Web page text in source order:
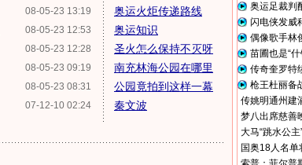
08-05-23 13:19
08-05-23 12:53
08-05-23 12:28
08-05-23 09:19
08-05-23 08:31
07-12-10 02:24
奥运火炬传递路线
奥运知识
圣火怎么保持不灭呀
南充林海公园在哪里
公园竟拍到这样一幕
秦文波
奥运足裁判
闪电侠发威
偶像歌手林
苗圃也是“
传奇奎罗特
枪王杜丽备
传姚明通州建
梦八出席慈善
大马“跳水公
国奥18人名